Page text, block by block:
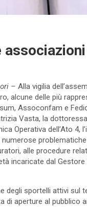
– Alla vigilia
alcune delle più
Assoconfam e
Vasta, la
Operativa dell’Ato 4,
alle procedure
incaricate dal
sportelli attivi sul
aperture al pubblico